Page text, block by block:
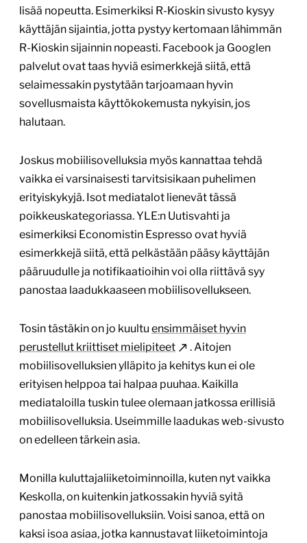
lisää nopeutta. Esimerkiksi R-Kioskin sivusto kysyy
käyttäjän sijaintia, jotta pystyy kertomaan lähimmän
R-Kioskin sijainnin nopeasti. Facebook ja Googlen
palvelut ovat taas hyviä esimerkkejä siitä, että
selaimessakin pystytään tarjoamaan hyvin
sovellusmaista käyttökokemusta nykyisin, jos
halutaan.
Joskus mobiilisovelluksia myös kannattaa tehdä
vaikka ei varsinaisesti tarvitsisikaan puhelimen
erityiskykyjä. Isot mediatalot lienevät tässä
poikkeuskategoriassa. YLE:n Uutisvahti ja
esimerkiksi Economistin Espresso ovat hyviä
esimerkkejä siitä, että pelkästään pääsy käyttäjän
pääruudulle ja notifikaatioihin voi olla riittävä syy
panostaa laadukkaaseen mobiilisovellukseen.
Tosin tästäkin on jo kuultu ensimmäiset hyvin
perustellut kriittiset mielipiteet
. Aitojen
mobiilisovelluksien ylläpito ja kehitys kun ei ole
erityisen helppoa tai halpaa puuhaa. Kaikilla
mediataloilla tuskin tulee olemaan jatkossa erillisiä
mobiilisovelluksia. Useimmille laadukas web-sivusto
on edelleen tärkein asia.
Monilla kuluttajaliiketoiminnoilla, kuten nyt vaikka
Keskolla, on kuitenkin jatkossakin hyviä syitä
panostaa mobiilisovelluksiin. Voisi sanoa, että on
kaksi isoa asiaa, jotka kannustavat liiketoimintoja